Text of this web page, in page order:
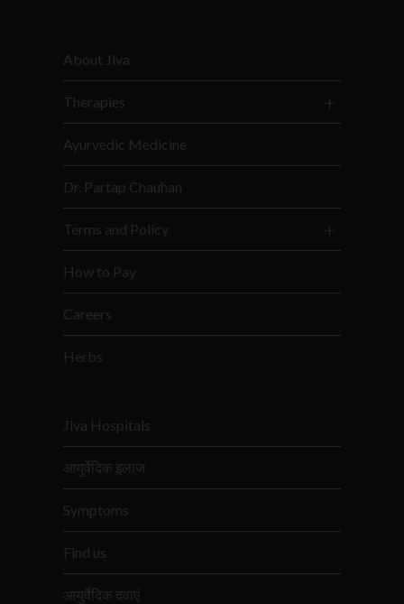
About Jiva
Therapies
Ayurvedic Medicine
Dr. Partap Chauhan
Terms and Policy
How to Pay
Careers
Herbs
Jiva Hospitals
आयुर्वेदिक इलाज
Symptoms
Find us
आयुर्वेदिक दवाएं